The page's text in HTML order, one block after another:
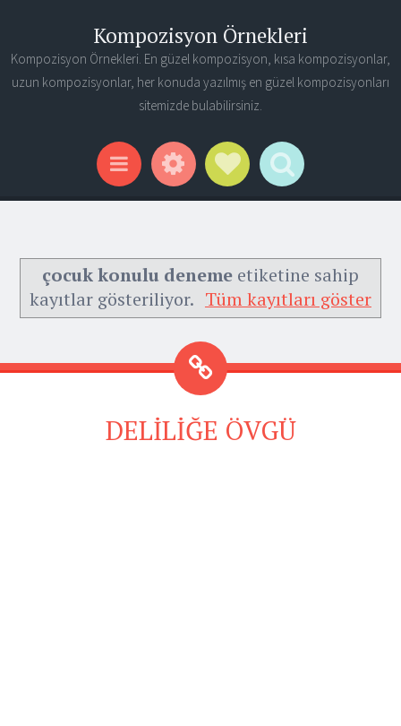
Kompozisyon Örnekleri
Kompozisyon Örnekleri. En güzel kompozisyon, kısa kompozisyonlar,
uzun kompozisyonlar, her konuda yazılmış en güzel kompozisyonları
sitemizde bulabilirsiniz.
Menu WidgetsSocial Links
Search
çocuk konulu deneme etiketine sahip
kayıtlar gösteriliyor. Tüm kayıtları göster
DELİLİĞE ÖVGÜ